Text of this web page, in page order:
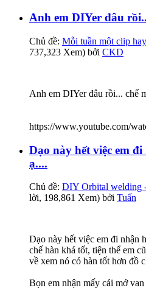
Anh em DIYer đâu
Chủ đề: Mỗi tuần một clip
737,323 Xem) bởi CKD
Anh em DIYer đâu rồi... chế
https://www.youtube.com/
Dạo này hết việc em
ạ....
Chủ đề: DIY Orbital welding
lời, 198,861 Xem) bởi Tuấn
Dạo này hết việc em đi nhận
chế hàn khá tốt, tiện thể em
về xem nó có hàn tốt hơn đồ
Bọn em nhận mấy cái mớ